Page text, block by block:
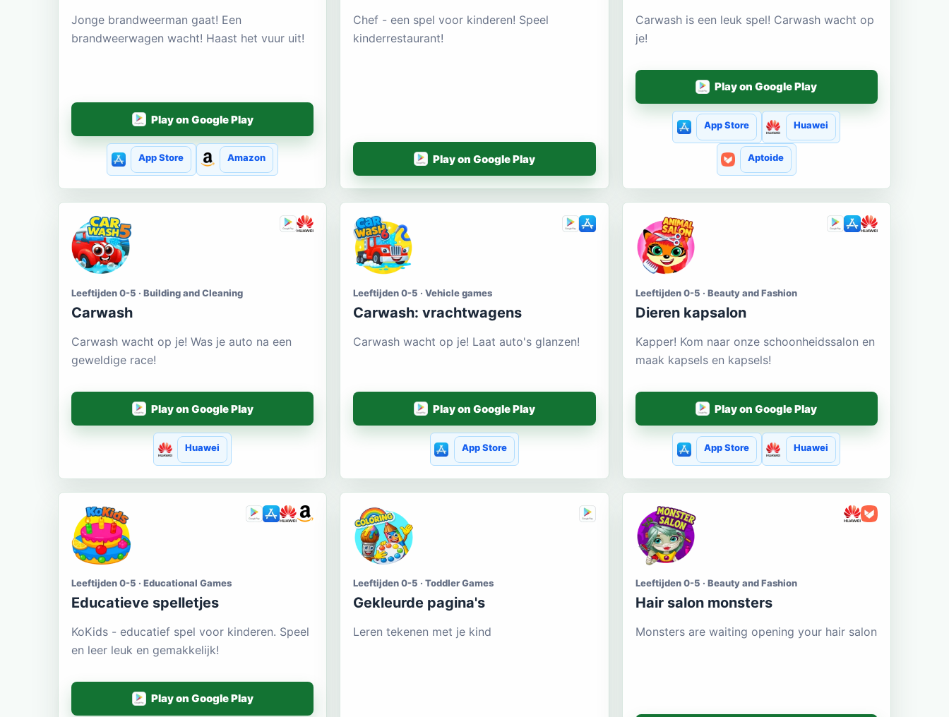
Jonge brandweerman gaat! Een
brandweerwagen wacht! Haast het vuur uit!
Play on Google Play
App Store Amazon
Chef - een spel voor kinderen! Speel
kinderrestaurant!
Play on Google Play
Carwash is een leuk spel! Carwash wacht op
je!
Play on Google Play
App Store Huawei
Aptoide
Leeftijden 0-5 · Building and Cleaning
Carwash
Carwash wacht op je! Was je auto na een
geweldige race!
Play on Google Play
Huawei
Leeftijden 0-5 · Vehicle games
Carwash: vrachtwagens
Carwash wacht op je! Laat auto's glanzen!
Play on Google Play
App Store
Leeftijden 0-5 · Beauty and Fashion
Dieren kapsalon
Kapper! Kom naar onze schoonheidssalon en
maak kapsels en kapsels!
Play on Google Play
App Store Huawei
Leeftijden 0-5 · Educational Games
Educatieve spelletjes
KoKids - educatief spel voor kinderen. Speel
en leer leuk en gemakkelijk!
Play on Google Play
Leeftijden 0-5 · Toddler Games
Gekleurde pagina's
Leren tekenen met je kind
Leeftijden 0-5 · Beauty and Fashion
Hair salon monsters
Monsters are waiting opening your hair salon